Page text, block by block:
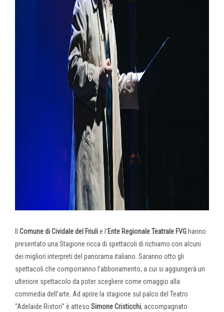
Il Comune di Cividale del Friulie l’Ente Regionale Teatrale FVGhanno
presentato una Stagione ricca di spettacoli di richiamo con alcuni
dei migliori interpreti del panorama italiano. Saranno otto gli
spettacoli che comporranno l’abbonamento, a cui si aggiungerà un
ulteriore spettacolo da poter scegliere come omaggio alla
commedia dell’arte. Ad aprire la stagione sul palco del Teatro
“Adelaide Ristori” è atteso Simone Cristicchi, accompagnato